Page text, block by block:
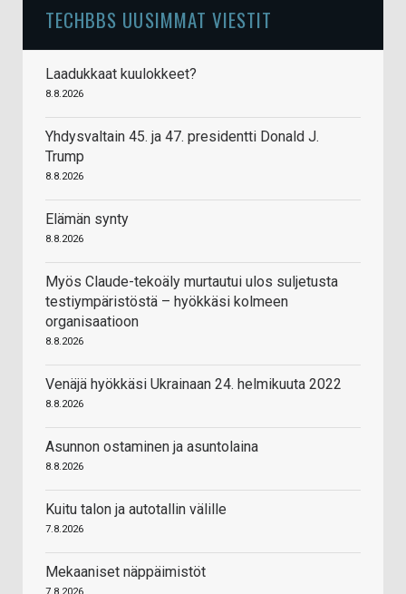
TECHBBS UUSIMMAT VIESTIT
Laadukkaat kuulokkeet?
8.8.2026
Yhdysvaltain 45. ja 47. presidentti Donald J.
Trump
8.8.2026
Elämän synty
8.8.2026
Myös Claude-tekoäly murtautui ulos suljetusta
testiympäristöstä – hyökkäsi kolmeen
organisaatioon
8.8.2026
Venäjä hyökkäsi Ukrainaan 24. helmikuuta 2022
8.8.2026
Asunnon ostaminen ja asuntolaina
8.8.2026
Kuitu talon ja autotallin välille
7.8.2026
Mekaaniset näppäimistöt